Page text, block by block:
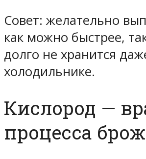
Совет: желательно
как можно быстрее,
долго не хранится
холодильнике.
Кислород —
процесса